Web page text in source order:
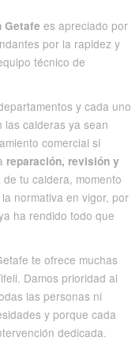
Getafe es apreciado por
por la rapidez y
técnico de
y cada uno
calderas ya sean
comercial si
reparación, revisión y
tu caldera, momento
normativa en vigor, por
ha rendido todo que
te ofrece muchas
. Damos prioridad al
las personas ni
y porque cada
dedicada.